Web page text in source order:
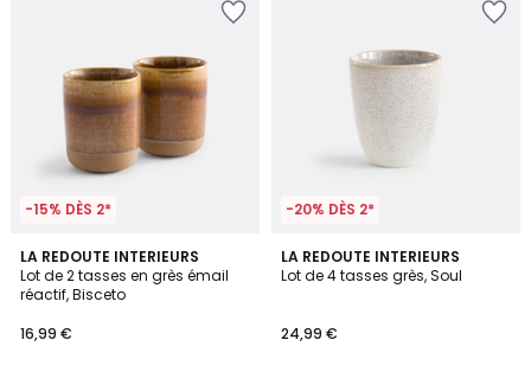
-15% DÈS 2*
LA REDOUTE INTERIEURS
Lot de 2 tasses en grès émail
réactif, Bisceto
16,99 €
5
/
5
-20% DÈS 2*
LA REDOUTE INTERIEURS
Lot de 4 tasses grès, Soul
24,99 €
3,5
/ 5